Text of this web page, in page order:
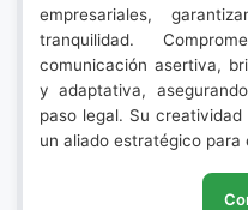
empresariales,
tranquilidad.
comunicación asertiva,
y adaptativa,
paso legal. Su
un aliado estratégico